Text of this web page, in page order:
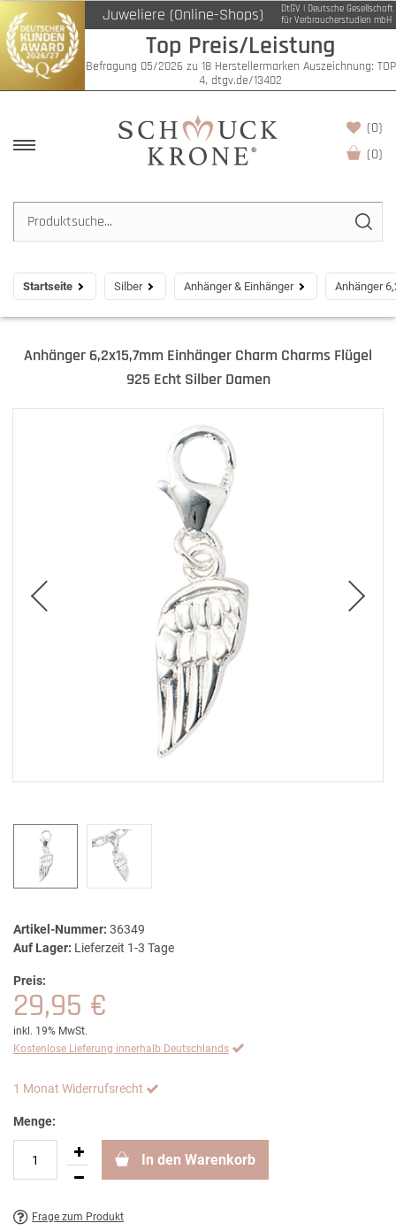
Juweliere (Online-Shops)
DtGV | Deutsche Gesellschaft
für Verbraucherstudien mbH
Top Preis/Leistung
Befragung 05/2026 zu 18 Herstellermarken Auszeichnung: TOP
4, dtgv.de/13402
(0)
(0)
Startseite Silber Anhänger & Einhänger Anhänger
Anhänger 6,2x15,7mm Einhänger Charm Charms Flügel
925 Echt Silber Damen
Artikel-Nummer: 36349
Auf Lager: Lieferzeit 1-3 Tage
Preis:
29,95 €
inkl. 19% MwSt.
Kostenlose Lieferung innerhalb Deutschlands
1 Monat Widerrufsrecht
Menge:
In den Warenkorb
Frage zum Produkt